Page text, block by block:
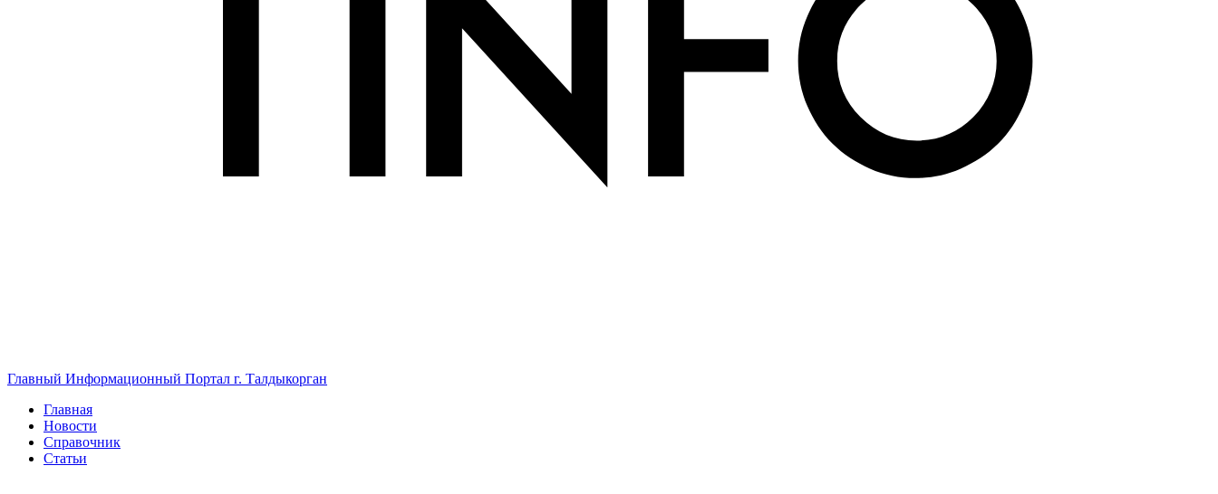
Главный Информационный Портал г. Талдыкорган
Главная
Новости
Справочник
Статьи